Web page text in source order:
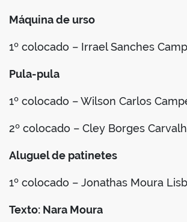
Máquina de urso
1º colocado – Irrael Sanches
Pula-pula
1º colocado – Wilson Carlos
2º colocado – Cley Borges
Aluguel de patinetes
1º colocado – Jonathas Moura
Texto: Nara Moura